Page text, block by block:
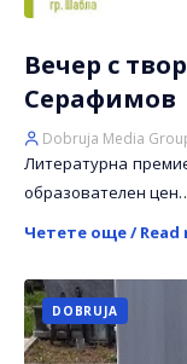
Вечер с
Серафимов
Dobruja Media
Литературна
образователен
Четете още / Read
DOBRUJA